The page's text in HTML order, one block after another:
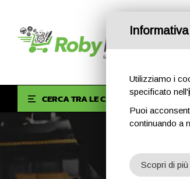
CERCA TRA LE CATEGORIE
Informativa
Utilizziamo i
specificato nell'
Puoi
continuando a
Scopri di